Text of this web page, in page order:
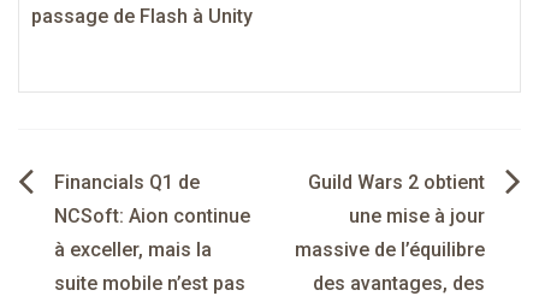
passage de Flash à Unity
Navigation
de
l’article
Financials Q1 de
NCSoft: Aion continue
à exceller, mais la
suite mobile n’est pas
Guild Wars 2 obtient
une mise à jour
massive de l’équilibre
des avantages, des